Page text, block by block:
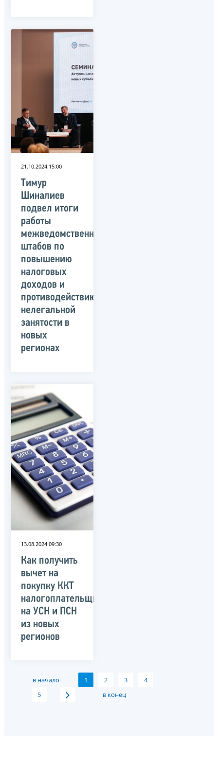
21.10.2024 15:00
Тимур
Шиналиев
подвел итоги
работы
межведомственных
штабов по
повышению
налоговых
доходов и
противодействию
нелегальной
занятости в
новых
регионах
13.08.2024 09:30
Как получить
вычет на
покупку ККТ
налогоплательщикам
на УСН и ПСН
из новых
регионов
в начало 1 2 3
4
5
в конец